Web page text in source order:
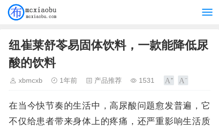
纽崔莱舒苓易固体饮料，一款能降低尿
酸的饮料
xbmcxb 1年前 产品推荐 1531
在当今快节奏的生活中，高尿酸问题愈发普遍，它
不仅给患者带来身体上的疼痛，还严重影响生活质